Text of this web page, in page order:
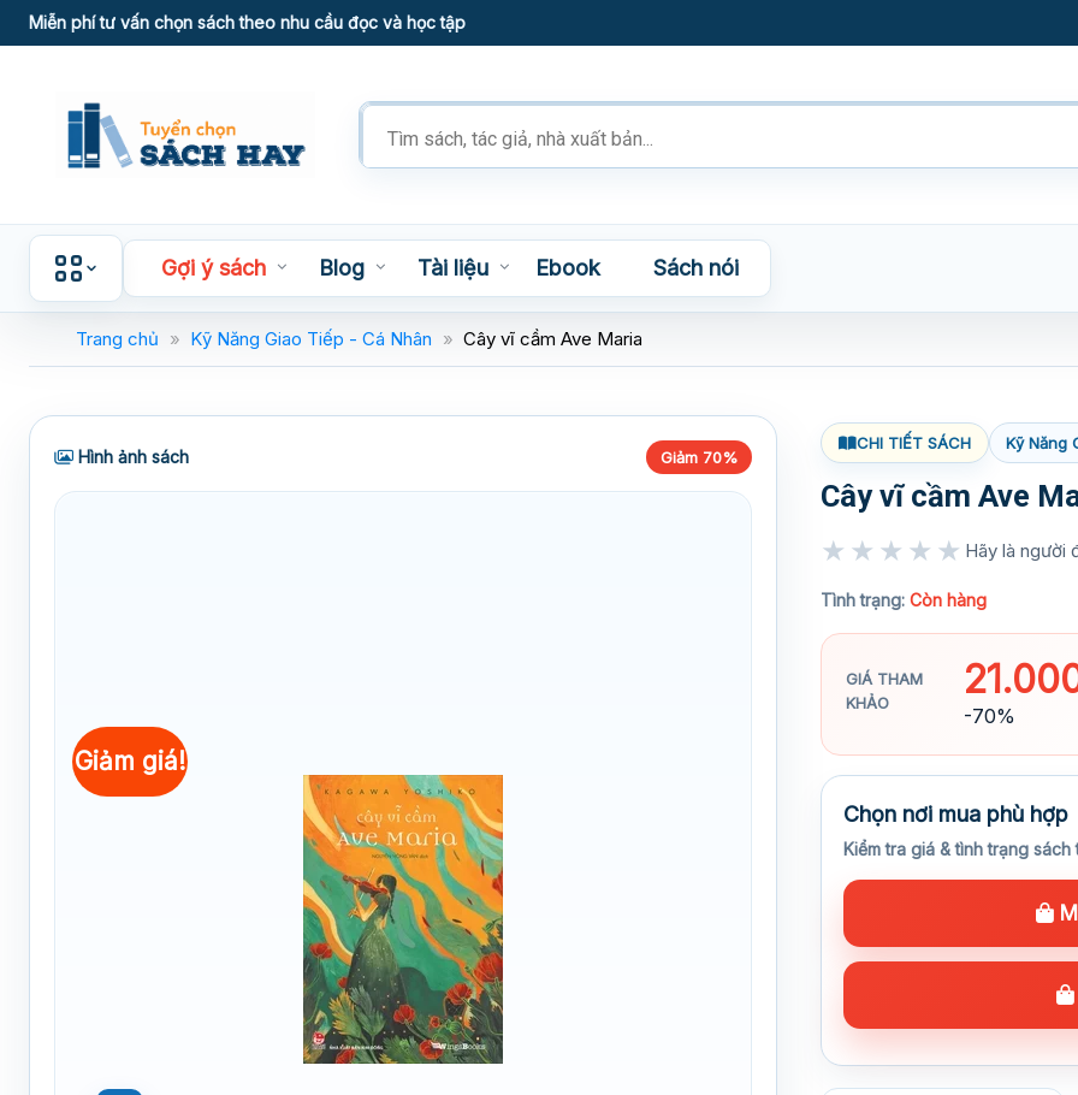
Skip
to
Miễn phí tư vấn chọn sách theo nhu cầu đọc và học tập
Tìm
kiếm
phẩm
Gợi ý sách Blog Tài liệu Ebook Sách nói
Trang chủ » Kỹ Năng Giao Tiếp - Cá Nhân » Cây vĩ cầm Ave Maria
Hình ảnh sách Giảm 70%
Giảm giá!
CHI TIẾT SÁCH Kỹ Năng
Cây vĩ cầm Ave
★★★★★ Hãy là người
Tình trạng: Còn hàng
GIÁ THAM
KHẢO
-70%
Chọn nơi mua phù hợp
Kiểm tra giá & tình trạng